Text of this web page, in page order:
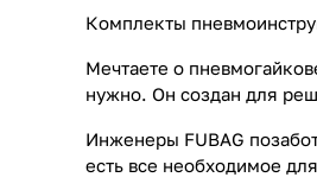
Комплекты
Мечтаете о
нужно. Он создан для
Инженеры FUBAG
есть все необходимое